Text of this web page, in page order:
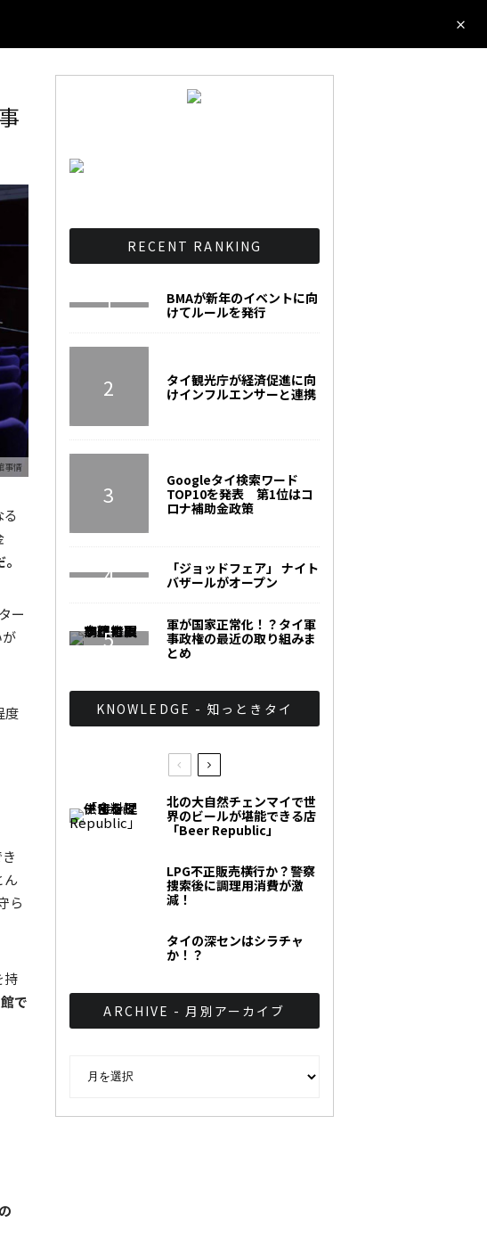
事情
ー
度
ん
ら
持
で
RECENT RANKING
BMAが新年のイベントに向
けてルールを発行
タイ観光庁が経済促進に向
けインフルエンサーと連携
Googleタイ検索ワード
TOP10を発表 第1位はコ
ロナ補助金政策
「ジョッドフェア」 ナイト
バザールがオープン
軍が国家正常化！？タイ軍
事政権の最近の取り組みま
とめ
KNOWLEDGE - 知っときタイ
北の大自然チェンマイで世
界のビールが堪能できる店
「Beer Republic」
LPG不正販売横行か？警察
捜索後に調理用消費が激
減！
タイの深センはシラチャ
か！？
ARCHIVE - 月別アーカイブ